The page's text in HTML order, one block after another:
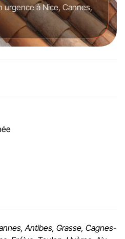
urgence à Nice, Cannes,
Antibes, Grasse, Cagnes-